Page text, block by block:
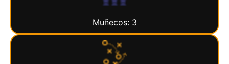
Muñecos: 3